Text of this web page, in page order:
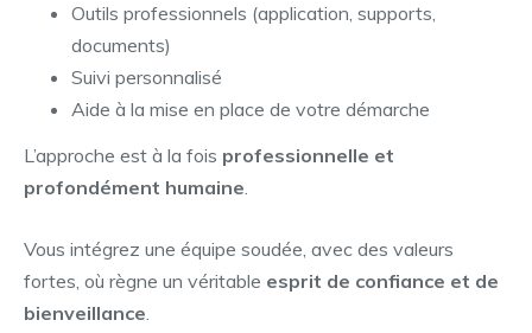
Outils professionnels (application, supports,
documents)
Suivi personnalisé
Aide à la mise en place de votre démarche
L’approche est à la fois professionnelle et
profondément humaine
Vous intégrez une équipe soudée, avec des valeurs
fortes, où règne un véritable esprit de confiance et de
bienveillance